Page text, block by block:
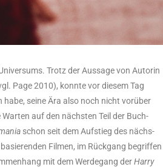
Trotz der Aus­sa­ge von Autorin
Page 2010), konn­te vor die­sem Tag
sei­ne Ära also noch nicht vor­über
auf den nächs­ten Teil der Buch-
schon seit dem Auf­stieg des nächs­
Fil­men, im Rück­gang begrif­fen
mit dem Wer­de­gang derHar­ry